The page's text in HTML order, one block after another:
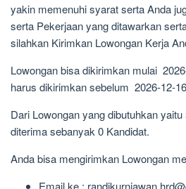
yakin memenuhi syarat serta Anda
serta Pekerjaan yang ditawarkan
silahkan Kirimkan Lowongan Kerja
Lowongan bisa dikirimkan mulai
harus dikirimkan sebelum 2026-12-
Dari Lowongan yang dibutuhkan
diterima sebanyak 0 Kandidat.
Anda bisa mengirimkan Lowongan
Email ke :